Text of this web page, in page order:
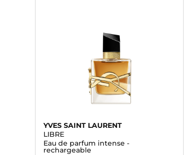
YVES SAINT LAURENT
LIBRE
Eau de parfum intense -
rechargeable